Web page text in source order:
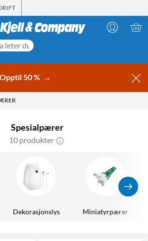
50 % →
Spesialpærer
10 produkter
Dekorasjonslys Miniatyrpærer